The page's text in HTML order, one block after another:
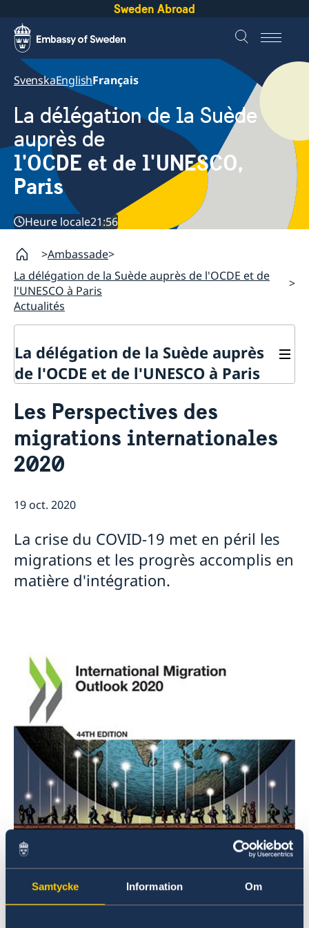
Samtycke Information Om
Sweden Abroad
SvenskaEnglishFrançais
La délégation de la Suède
auprès de
l'OCDE et de l'UNESCO,
Paris
Heure locale21:56
Ambassade
La délégation de la Suède auprès de l'OCDE et de
l'UNESCO à Paris
Actualités
La délégation de la Suède auprès
de l'OCDE et de l'UNESCO à Paris
À propos de la délégation
La Suède et l'OCDE
Calendrier des événements
Pays membres de l'OCDE
La Suède et l'UNESCO
Répertoire des Délégations permanentes auprès de
l’UNESCO
diplomatiques
Actualités
Les Perspectives des
migrations internationales
2020
19 oct. 2020
La crise du COVID-19 met en péril les
migrations et les progrès accomplis en
matière d'intégration.